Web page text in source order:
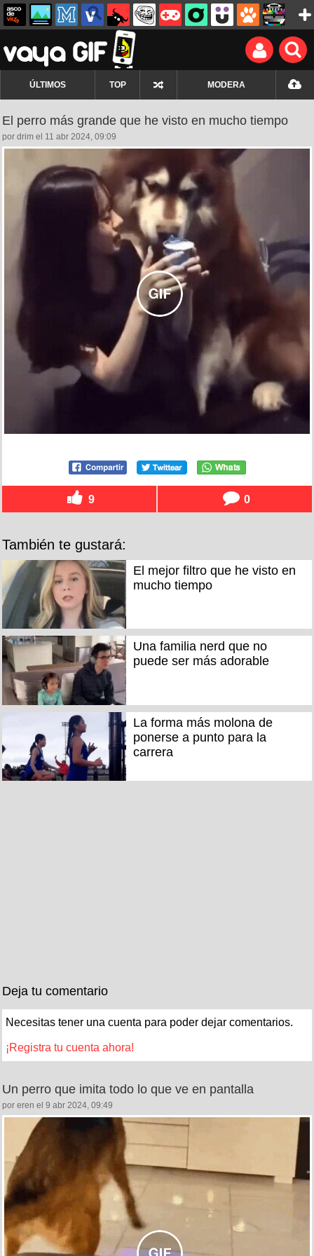
ÚLTIMOS TOP MODERA
El perro más grande que he visto en mucho tiempo
por drim el 11 abr 2024, 09:09
9 0
También te gustará:
El mejor filtro que he visto en
mucho tiempo
Una familia nerd que no
puede ser más adorable
La forma más molona de
ponerse a punto para la
carrera
Deja tu comentario
Necesitas tener una cuenta para poder dejar comentarios.
¡Registra tu cuenta ahora!
Un perro que imita todo lo que ve en pantalla
por eren el 9 abr 2024, 09:49